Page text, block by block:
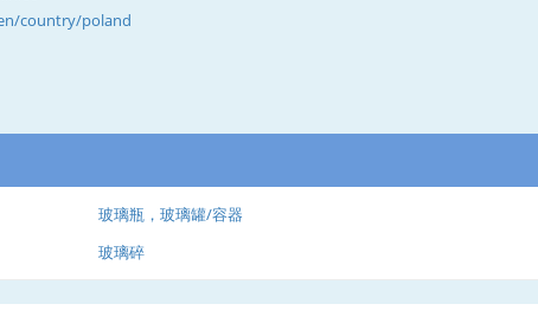
country/poland
玻璃瓶，玻璃罐/容器
玻璃碎